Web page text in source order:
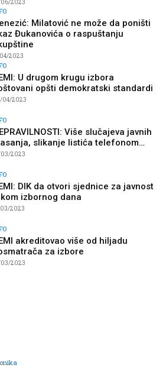
06/2023
Milatović ne može da poništi
Đukanovića o raspuštanju
04/2023
U drugom krugu izbora
opšti demokratski standardi
04/2023
Više slučajeva javnih
slikanje listića telefonom…
03/2023
DIK da otvori sjednice za javnost
izbornog dana
03/2023
akreditovao više od hiljadu
za izbore
03/2023